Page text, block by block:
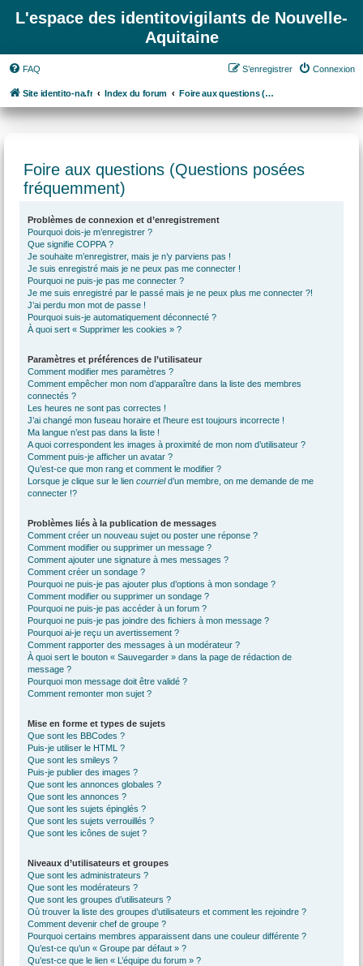
L'espace des identitovigilants de Nouvelle-
Aquitaine
FAQ Connexion
S’enregistrer
Site identito-na.fr Index du forum Foire aux questions (Questions posées fréquemment)
Foire aux questions (Questions posées
fréquemment)
Problèmes de connexion et d’enregistrement
Pourquoi dois-je m’enregistrer ?
Que signifie COPPA ?
Je souhaite m’enregistrer, mais je n’y parviens pas !
Je suis enregistré mais je ne peux pas me connecter !
Pourquoi ne puis-je pas me connecter ?
Je me suis enregistré par le passé mais je ne peux plus me connecter ?!
J’ai perdu mon mot de passe !
Pourquoi suis-je automatiquement déconnecté ?
À quoi sert « Supprimer les cookies » ?
Paramètres et préférences de l’utilisateur
Comment modifier mes paramètres ?
Comment empêcher mon nom d’apparaître dans la liste des membres
connectés ?
Les heures ne sont pas correctes !
J’ai changé mon fuseau horaire et l’heure est toujours incorrecte !
Ma langue n’est pas dans la liste !
A quoi correspondent les images à proximité de mon nom d’utilisateur ?
Comment puis-je afficher un avatar ?
Qu’est-ce que mon rang et comment le modifier ?
Lorsque je clique sur le lien courrield’un membre, on me demande de me
connecter !?
Problèmes liés à la publication de messages
Comment créer un nouveau sujet ou poster une réponse ?
Comment modifier ou supprimer un message ?
Comment ajouter une signature à mes messages ?
Comment créer un sondage ?
Pourquoi ne puis-je pas ajouter plus d’options à mon sondage ?
Comment modifier ou supprimer un sondage ?
Pourquoi ne puis-je pas accéder à un forum ?
Pourquoi ne puis-je pas joindre des fichiers à mon message ?
Pourquoi ai-je reçu un avertissement ?
Comment rapporter des messages à un modérateur ?
À quoi sert le bouton « Sauvegarder » dans la page de rédaction de
message ?
Pourquoi mon message doit être validé ?
Comment remonter mon sujet ?
Mise en forme et types de sujets
Que sont les BBCodes ?
Puis-je utiliser le HTML ?
Que sont les smileys ?
Puis-je publier des images ?
Que sont les annonces globales ?
Que sont les annonces ?
Que sont les sujets épinglés ?
Que sont les sujets verrouillés ?
Que sont les icônes de sujet ?
Niveaux d’utilisateurs et groupes
Que sont les administrateurs ?
Que sont les modérateurs ?
Que sont les groupes d’utilisateurs ?
Où trouver la liste des groupes d’utilisateurs et comment les rejoindre ?
Comment devenir chef de groupe ?
Pourquoi certains membres apparaissent dans une couleur différente ?
Qu’est-ce qu’un « Groupe par défaut » ?
Qu’est-ce que le lien « L’équipe du forum » ?